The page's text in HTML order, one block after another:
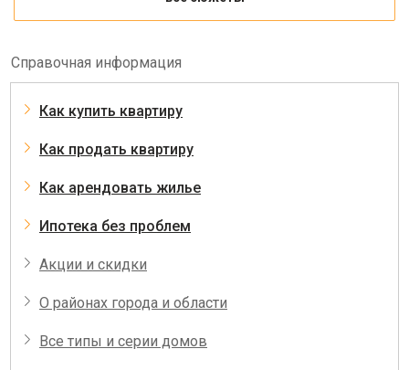
Справочная информация
Как купить квартиру
Как продать квартиру
Как арендовать жилье
Ипотека без проблем
Акции и скидки
О районах города и области
Все типы и серии домов